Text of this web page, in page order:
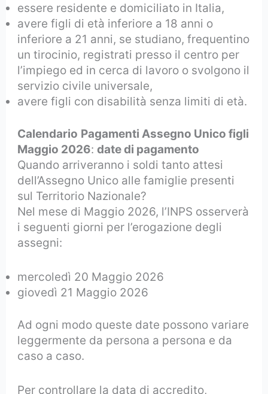
essere residente e domiciliato in Italia,
avere figli di età inferiore a 18 anni o
inferiore a 21 anni, se studiano, frequentino
un tirocinio, registrati presso il centro per
l’impiego ed in cerca di lavoro o svolgono il
servizio civile universale,
avere figli con disabilità senza limiti di età.
Calendario Pagamenti Assegno Unico figli
Maggio 2026:date di pagamento
Quando arriveranno i soldi tanto attesi
dell’Assegno Unico alle famiglie presenti
sul Territorio Nazionale?
Nel mese di Maggio 2026, l’INPS osserverà
i seguenti giorni per l’erogazione degli
assegni:
mercoledì 20 Maggio 2026
giovedì 21 Maggio 2026
Ad ogni modo queste date possono variare
leggermente da persona a persona e da
caso a caso.
Per controllare la data di accredito,